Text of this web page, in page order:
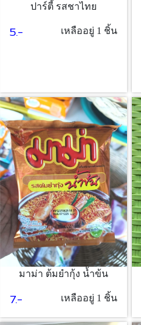
ปาร์ตี้ รสชาไทย
5.- เหลืออยู่ 1 ชิ้น
มาม่า ต้มยำกุ้ง น้ำข้น
7.- เหลืออยู่ 1 ชิ้น